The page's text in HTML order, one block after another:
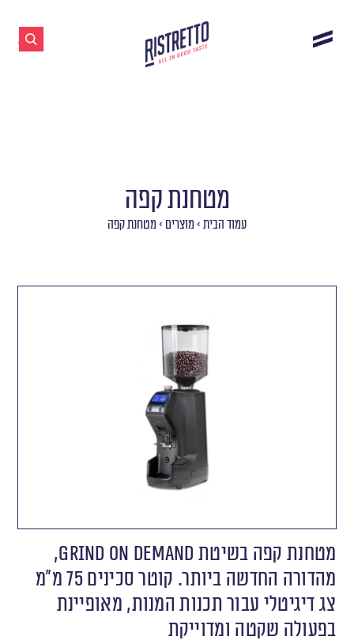
מטחנת קפה
עמוד הבית >מוצרים >מטחנת קפה
מטחנת קפה בשיטת Grind on demand,
מהדורה החדשה ביותר. קוטר סכינים 75 מ״מ
צג דיגיטלי עבור תכנות המנות, מאופיינת
בפעולה שקטה ומדוייקת